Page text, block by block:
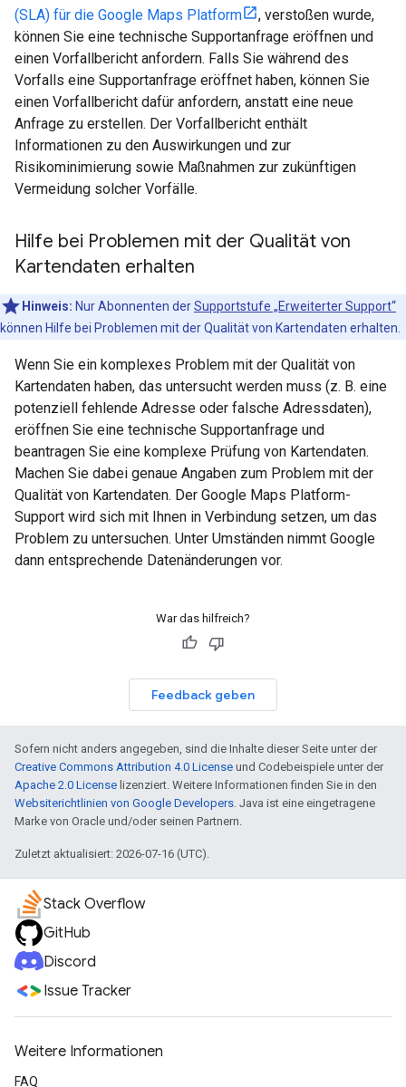
(SLA) für die Google Maps Platform
, verstoßen wurde,
können Sie eine technische Supportanfrage eröffnen und
einen Vorfallbericht anfordern. Falls Sie während des
Vorfalls eine Supportanfrage eröffnet haben, können Sie
einen Vorfallbericht dafür anfordern, anstatt eine neue
Anfrage zu erstellen. Der Vorfallbericht enthält
Informationen zu den Auswirkungen und zur
Risikominimierung sowie Maßnahmen zur zukünftigen
Vermeidung solcher Vorfälle.
Hilfe bei Problemen mit der Qualität von
Kartendaten erhalten
Hinweis: Nur Abonnenten derSupportstufe „Erweiterter Support“
können Hilfe bei Problemen mit der Qualität von Kartendaten erhalten.
Wenn Sie ein komplexes Problem mit der Qualität von
Kartendaten haben, das untersucht werden muss (z. B. eine
potenziell fehlende Adresse oder falsche Adressdaten),
eröffnen Sie eine technische Supportanfrage und
beantragen Sie eine komplexe Prüfung von Kartendaten.
Machen Sie dabei genaue Angaben zum Problem mit der
Qualität von Kartendaten. Der Google Maps Platform-
Support wird sich mit Ihnen in Verbindung setzen, um das
Problem zu untersuchen. Unter Umständen nimmt Google
dann entsprechende Datenänderungen vor.
War das hilfreich?
Feedback geben
Sofern nicht anders angegeben, sind die Inhalte dieser Seite unter der
Creative Commons Attribution 4.0 License und Codebeispiele unter der
Apache 2.0 License lizenziert. Weitere Informationen finden Sie in den
Websiterichtlinien von Google Developers . Java ist eine eingetragene
Marke von Oracle und/oder seinen Partnern.
Zuletzt aktualisiert: 2026-07-16 (UTC).
Stack Overflow
GitHub
Discord
Issue Tracker
Weitere Informationen
FAQ